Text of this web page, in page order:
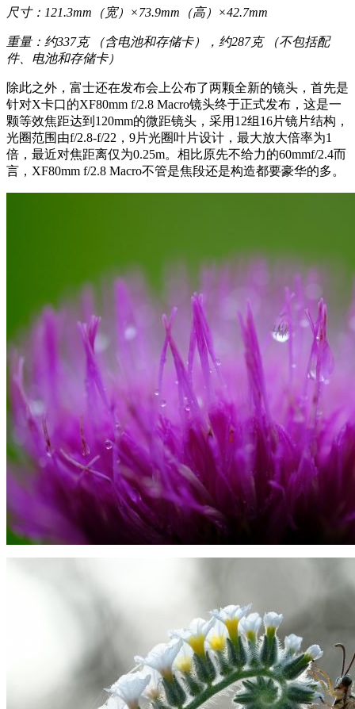
尺寸：121.3mm（宽）×73.9mm（高）×42.7mm
重量：约337克 （含电池和存储卡），约287克 （不包括配
件、电池和存储卡）
除此之外，富士还在发布会上公布了两颗全新的镜头，首先是
针对X卡口的XF80mm f/2.8 Macro镜头终于正式发布，这是一
颗等效焦距达到120mm的微距镜头，采用12组16片镜片结构，
光圈范围由f/2.8-f/22，9片光圈叶片设计，最大放大倍率为1
倍，最近对焦距离仅为0.25m。相比原先不给力的60mmf/2.4而
言，XF80mm f/2.8 Macro不管是焦段还是构造都要豪华的多。